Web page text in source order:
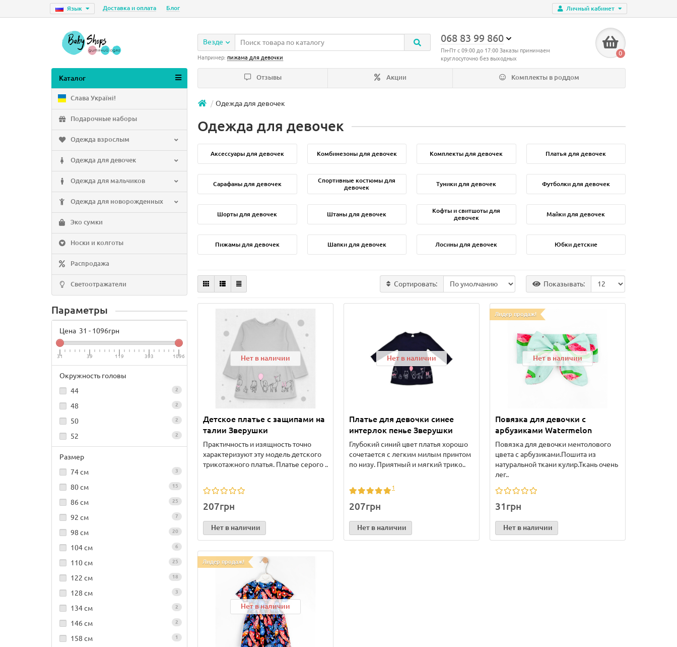
Личный кабинет
Язык Доставка и оплата Блог
068 83 99 860
Пн-Пт с 09:00 до 17:00 Заказы принимаем
круглосуточно без выходных
0
Везде
Например: пижама для девочки
Отзывы Акции Комплекты в роддом
Каталог
Слава Україні!
Подарочные наборы
Одежда взрослым
Одежда для девочек
Одежда для мальчиков
Одежда для новорожденных
Эко сумки
Носки и колготы
Распродажа
Светоотражатели
Одежда для девочек
Параметры
Цена 31 - 1096грн
31 39 119 393 1096
Окружность головы
44
2
48 2
50 2
52 2
Размер
74 см
3
80 см 15
86 см 25
92 см 7
98 см 20
104 см 6
110 см 25
122 см 18
128 см 3
134 см 2
146 см 2
158 см 1
Одежда для девочек
Аксессуары для девочек Комбинезоны для девочек Комплекты для девочек Платья для девочек
Сарафаны для девочек
Спортивные костюмы для
девочек
Туники для девочек Футболки для девочек
Шорты для девочек Штаны для девочек
Кофты и свитшоты для
девочек
Майки для девочек
Пижамы для девочек Шапки для девочек Лосины для девочек Юбки детские
Сортировать: Показывать:
Нет в наличии
Детское платье c защипами на
талии Зверушки
Практичность и изящность точно
характеризуют эту модель детского
трикотажного платья. Платье серого ..
207грн
Нет в наличии
Нет в наличии
Платье для девочки синее
интерлок пенье Зверушки
Глубокий синий цвет платья хорошо
сочетается с легким милым принтом
по низу. Приятный и мягкий трико..
1
207грн
Нет в наличии
Лидер продаж!
Нет в наличии
Повязка для девочки с
арбузиками Watermelon
Повязка для девочки ментолового
цвета с арбузиками.Пошита из
натуральной ткани кулир.Ткань очень
лег..
31грн
Нет в наличии
Лидер продаж!
Нет в наличии